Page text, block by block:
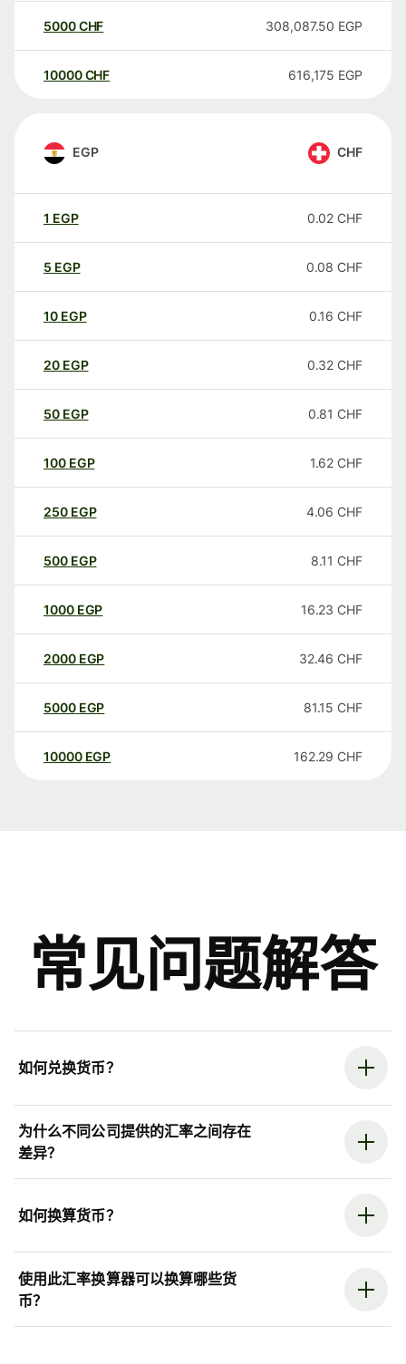
5000CHF 308,087.50 EGP
10000 CHF 616,175 EGP
EGP CHF
1 EGP 0.02 CHF
5 EGP 0.08 CHF
10 EGP 0.16 CHF
20 EGP 0.32 CHF
50 EGP 0.81 CHF
100 EGP 1.62 CHF
250 EGP 4.06 CHF
500 EGP 8.11 CHF
1000 EGP 16.23 CHF
2000 EGP 32.46 CHF
5000 EGP 81.15 CHF
10000 EGP 162.29 CHF
常见问题解答
如何兑换货币？
为什么不同公司提供的汇率之间存在
差异？
如何换算货币？
使用此汇率换算器可以换算哪些货
币？